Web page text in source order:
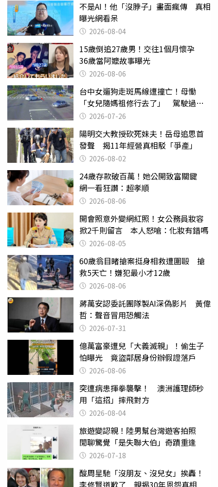
不是AI！他「沒脖子」畫面瘋傳 真相
曝光網看呆
2026-08-04
15歲倒追27歲男！交往1個月懷孕
36歲當阿嬤故事曝光
2026-08-06
台中女遛狗走斑馬線遭撞亡！母慟
「女兒隨媽祖修行去了」 駕駛過失
致死判9月
2026-07-26
陽明交大教授砍死妹夫！岳母追思首
發聲 揭11年經營真相駁「爭產」
2026-08-02
24歲存款破百萬！她公開致富關鍵
網一看狂讚：超孝順
2026-08-06
開會照意外變網紅照！女公務員妝容
掀2千則留言 本人怒嗆：化妝有錯嗎
2026-08-05
60歲翁目睹搶案挺身相救遭圍毆 搶
救5天亡！嫌犯最小才12歲
2026-08-06
蔣萬安認委託團隊製AI深偽影片 黃偉
哲：聲音冒用恐觸法
2026-07-31
億萬富豪遭兒「大義滅親」！偷生子
怕曝光 竟盜鄰居身份辦假證落戶
2026-08-06
突遭病患揮拳襲擊！ 澳洲護理師秒
用「這招」摔飛對方
2026-08-04
旅遊變認親！陸男幫台灣遊客拍照
閒聊驚覺「是失聯大伯」奇蹟重逢
2026-07-18
酸周星馳「沒朋友、沒兒女」挨轟！
李修賢道歉了 親揭30年恩怨真相